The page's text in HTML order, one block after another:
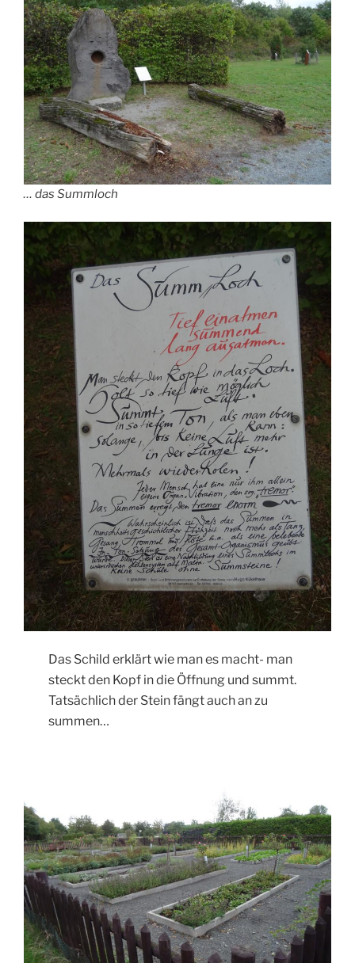
… das Summloch
Das Schild erklärt wie man es macht- man
steckt den Kopf in die Öffnung und summt.
Tatsächlich der Stein fängt auch an zu
summen…